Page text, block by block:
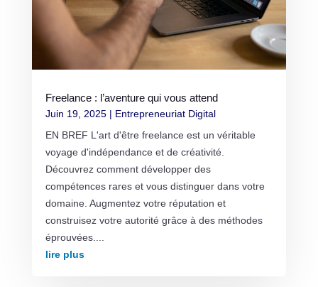
Freelance : l’aventure qui vous attend
Juin 19, 2025| Entrepreneuriat Digital
EN BREF L'art d'être freelance est un véritable
voyage d'indépendance et de créativité.
Découvrez comment développer des
compétences rares et vous distinguer dans votre
domaine. Augmentez votre réputation et
construisez votre autorité grâce à des méthodes
éprouvées....
lire plus